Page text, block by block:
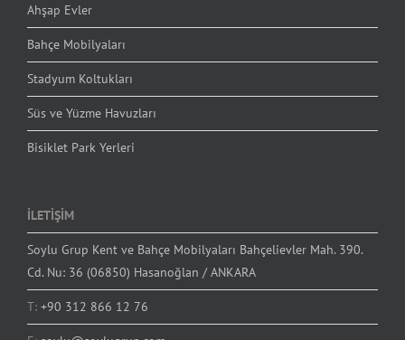
Ahşap Evler
Bahçe Mobilyaları
Stadyum Koltukları
Süs ve Yüzme Havuzları
Bisiklet Park Yerleri
İLETİŞİM
Soylu Grup Kent ve Bahçe Mobilyaları Bahçelievler Mah. 390.
Cd. Nu: 36 (06850) Hasanoğlan / ANKARA
T: +90 312 866 12 76